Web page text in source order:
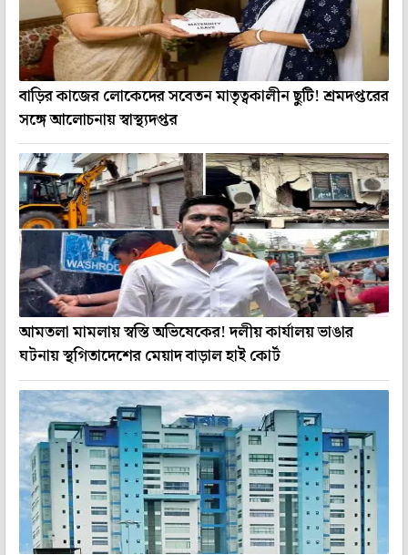
বাড়ির কাজের লোকেদের সবেতন মাতৃত্বকালীন ছুটি! শ্রমদপ্তরের
সঙ্গে আলোচনায় স্বাস্থ্যদপ্তর
আমতলা মামলায় স্বস্তি অভিষেকের! দলীয় কার্যালয় ভাঙার
ঘটনায় স্থগিতাদেশের মেয়াদ বাড়াল হাই কোর্ট